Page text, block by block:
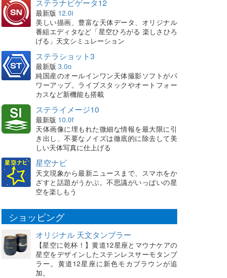
ステラナビゲータ12
最新版 12.0i
美しい描画、豊富な天体データ、オリジナル
番組エディタなど「星空ひろがる 楽しさひろ
げる」天文シミュレーション
ステラショット3
最新版 3.0o
純国産のオールインワン天体撮影ソフトがパ
ワーアップ。ライブスタックやオートフォー
カスなど新機能も搭載
ステライメージ10
最新版 10.0f
天体画像に埋もれた微細な情報を最大限に引
き出し、不要なノイズは徹底的に除去して美
しい天体写真に仕上げる
星空ナビ
天文現象から最新ニュースまで、スマホをか
ざすと話題がうかぶ。不思議がいっぱいの星
空を楽しもう
ショッピング
オリジナル 天文タンブラー
【星空に乾杯！】黄道12星座とマウナケアの
星空をデザインしたステンレスサーモタンブ
ラー。黄道12星座に新色モカブラウンが追
加。